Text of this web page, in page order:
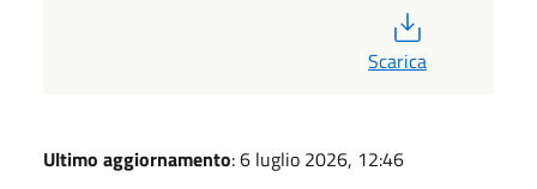
Scarica
Ultimo aggiornamento: 6 luglio 2026, 12:46